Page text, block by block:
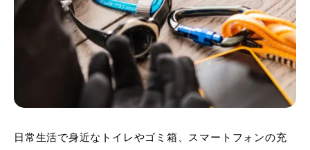
日常生活で身近なトイレやゴミ箱、スマートフォンの充